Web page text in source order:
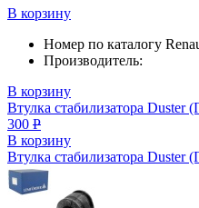
В корзину
Номер по каталогу
Производитель:
В корзину
Втулка стабилизатора Duster
300 Р
В корзину
Втулка стабилизатора Duster